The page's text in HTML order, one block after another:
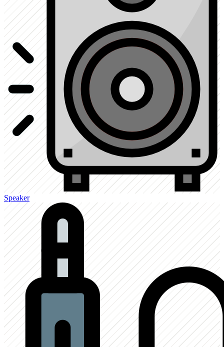
Speaker